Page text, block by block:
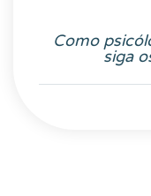
Como
siga